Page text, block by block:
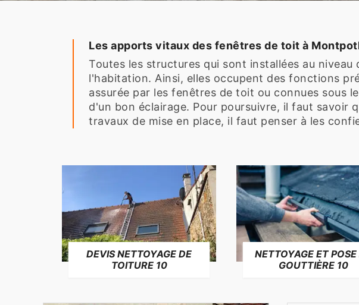
Les apports vitaux des fenêtres de toit à
Toutes les structures qui sont installées au
l'habitation. Ainsi, elles occupent des fonctions
assurée par les fenêtres de toit ou connues sous
d'un bon éclairage. Pour poursuivre, il faut savoir
travaux de mise en place, il faut penser à les
DEVIS NETTOYAGE DE
TOITURE 10
NETTOYAGE ET POSE
GOUTTIÈRE 10